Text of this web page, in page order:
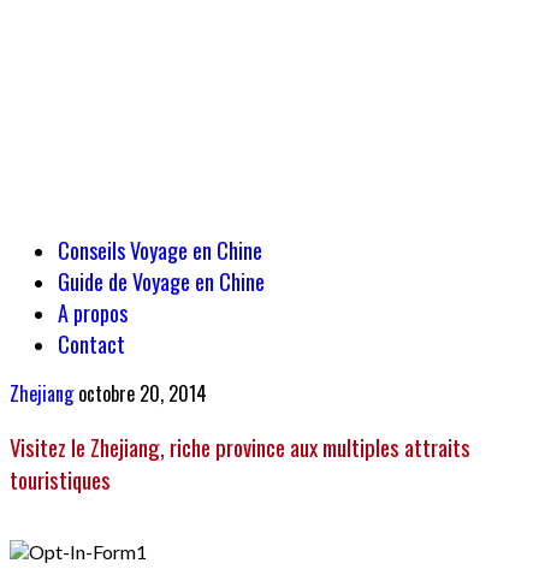
Conseils Voyage en Chine
Guide de Voyage en Chine
A propos
Contact
Zhejiang octobre 20, 2014
Visitez le Zhejiang, riche province aux multiples attraits
touristiques